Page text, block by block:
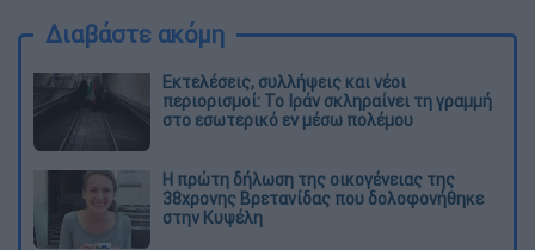
Διαβάστε ακόμη
Εκτελέσεις, συλλήψεις και νέοι
περιορισμοί: Το Ιράν σκληραίνει τη γραμμή
στο εσωτερικό εν μέσω πολέμου
Η πρώτη δήλωση της οικογένειας της
38χρονης Βρετανίδας που δολοφονήθηκε
στην Κυψέλη